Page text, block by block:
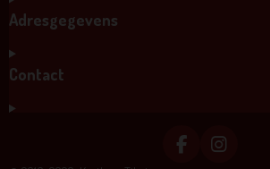
Adresgegevens
Contact
F
I